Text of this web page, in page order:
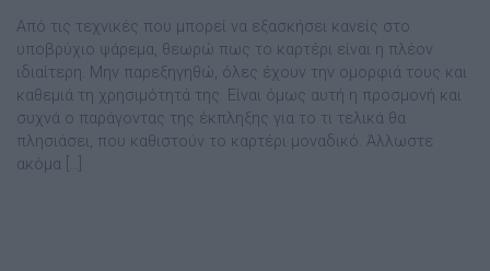
Από τις τεχνικές που µπορεί να εξασκήσει κανείς στο
υποβρύχιο ψάρεµα, θεωρώ πως το καρτέρι είναι η πλέον
ιδιαίτερη. Μην παρεξηγηθώ, όλες έχουν την οµορφιά τους και
καθεµιά τη χρησιµότητά της. Είναι όµως αυτή η προσµονή και
συχνά ο παράγοντας της έκπληξης για το τι τελικά θα
πλησιάσει, που καθιστούν το καρτέρι µοναδικό. Άλλωστε
ακόµα […]